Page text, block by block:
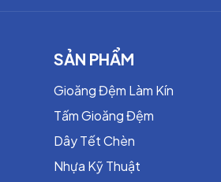
SẢN PHẨM
Gioăng Đệm Làm Kín
Tấm Gioăng Đệm
Dây Tết Chèn
Nhựa Kỹ Thuật